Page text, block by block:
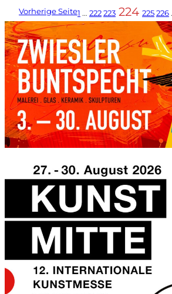
Vorherige Seite1 … 222223 224 225226